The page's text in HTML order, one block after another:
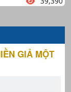
GIẢ MỘT